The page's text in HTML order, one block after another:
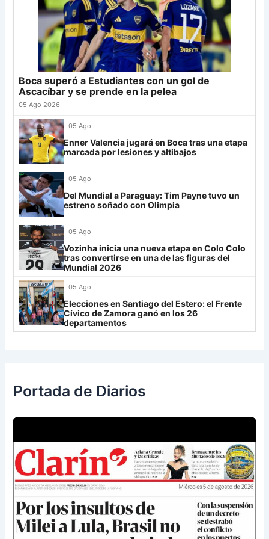
Palmeiras
Sporting Cristal
Junior
Grupo G
LDU
Mirassol
Lanús 9
Always Ready
Grupo H
IDV
Rosario Central
UCV FC
Banfield 18 -2 21
Tigre 17 +2 20
Sarmiento 18 -9 19
Atl. Tucumán 18 -3
Newell's 18 -12 18
26 Platense -6
27 Central Córdoba
28 Riestra
29 Aldosivi
30 Estudiantes RC 18 -21
Boca superó a Estudiantes con un gol de
Ascacíbar y se prende en la pelea
05 Ago 2026
05 Ago
Enner Valencia jugará en Boca tras una etapa
marcada por lesiones y altibajos
05 Ago
Del Mundial a Paraguay: Tim Payne tuvo un
estreno soñado con Olimpia
05 Ago
Vozinha inicia una nueva etapa en Colo Colo
tras convertirse en una de las figuras del
Mundial 2026
05 Ago
Elecciones en Santiago del Estero: el Frente
Cívico de Zamora ganó en los 26
departamentos
Portada de Diarios